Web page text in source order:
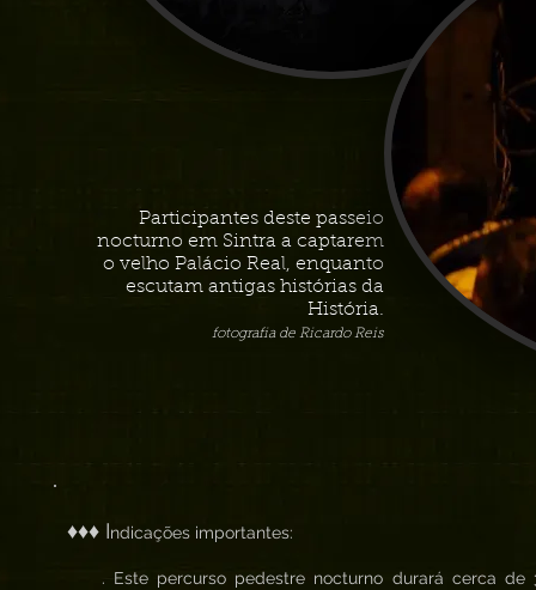
Participantes deste passeio
nocturno em Sintra a captarem
o velho Palácio Real, enquanto
escutam antigas histórias da
História.
fotografia de Ricardo Reis
♦♦♦ Indicações importantes:
. Este percurso pedestre nocturno durará cerca de